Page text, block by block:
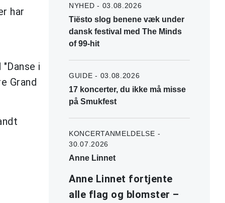
har
i
Grand
NYHED - 03.08.2026
Tiësto slog benene væk under
dansk festival med The Minds
of 99-hit
GUIDE - 03.08.2026
17 koncerter, du ikke må misse
på Smukfest
KONCERTANMELDELSE -
30.07.2026
Anne Linnet
Anne Linnet fortjente
alle flag og blomster –